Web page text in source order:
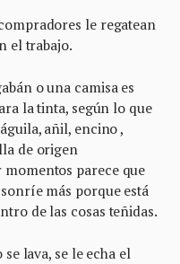
le regatean
el trabajo.
o una camisa es
la tinta, según lo que
añil, encino ,
de origen
momentos parece que
más porque está
de las cosas teñidas.
lava, se le echa el